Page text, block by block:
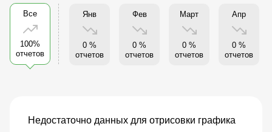
Все
100%
отчетов
Янв
0 %
отчетов
Фев
0 %
отчетов
Март
0 %
отчетов
Апр
0 %
отчетов
Недостаточно данных для отрисовки графика